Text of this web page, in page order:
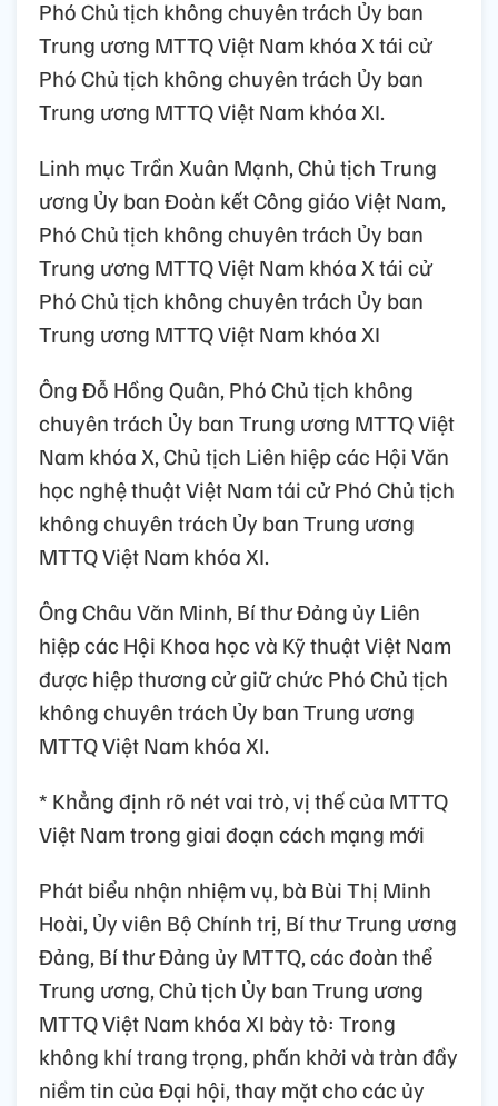
Phó Chủ tịch không chuyên trách Ủy ban
Trung ương MTTQ Việt Nam khóa X tái cử
Phó Chủ tịch không chuyên trách Ủy ban
Trung ương MTTQ Việt Nam khóa XI.
Linh mục Trần Xuân Mạnh, Chủ tịch Trung
ương Ủy ban Đoàn kết Công giáo Việt Nam,
Phó Chủ tịch không chuyên trách Ủy ban
Trung ương MTTQ Việt Nam khóa X tái cử
Phó Chủ tịch không chuyên trách Ủy ban
Trung ương MTTQ Việt Nam khóa XI
Ông Đỗ Hồng Quân, Phó Chủ tịch không
chuyên trách Ủy ban Trung ương MTTQ Việt
Nam khóa X, Chủ tịch Liên hiệp các Hội Văn
học nghệ thuật Việt Nam tái cử Phó Chủ tịch
không chuyên trách Ủy ban Trung ương
MTTQ Việt Nam khóa XI.
Ông Châu Văn Minh, Bí thư Đảng ủy Liên
hiệp các Hội Khoa học và Kỹ thuật Việt Nam
được hiệp thương cử giữ chức Phó Chủ tịch
không chuyên trách Ủy ban Trung ương
MTTQ Việt Nam khóa XI.
* Khẳng định rõ nét vai trò, vị thế của MTTQ
Việt Nam trong giai đoạn cách mạng mới
Phát biểu nhận nhiệm vụ, bà Bùi Thị Minh
Hoài, Ủy viên Bộ Chính trị, Bí thư Trung ương
Đảng, Bí thư Đảng ủy MTTQ, các đoàn thể
Trung ương, Chủ tịch Ủy ban Trung ương
MTTQ Việt Nam khóa XI bày tỏ: Trong
không khí trang trọng, phấn khởi và tràn đầy
niềm tin của Đại hội, thay mặt cho các ủy